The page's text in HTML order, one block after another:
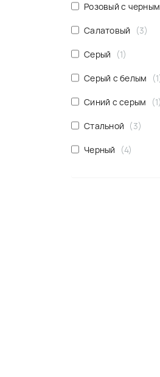
Розовый с черным
Салатовый 3
Серый 1
Серый с белым 1
Синий с серым 1
Стальной 3
Черный 4